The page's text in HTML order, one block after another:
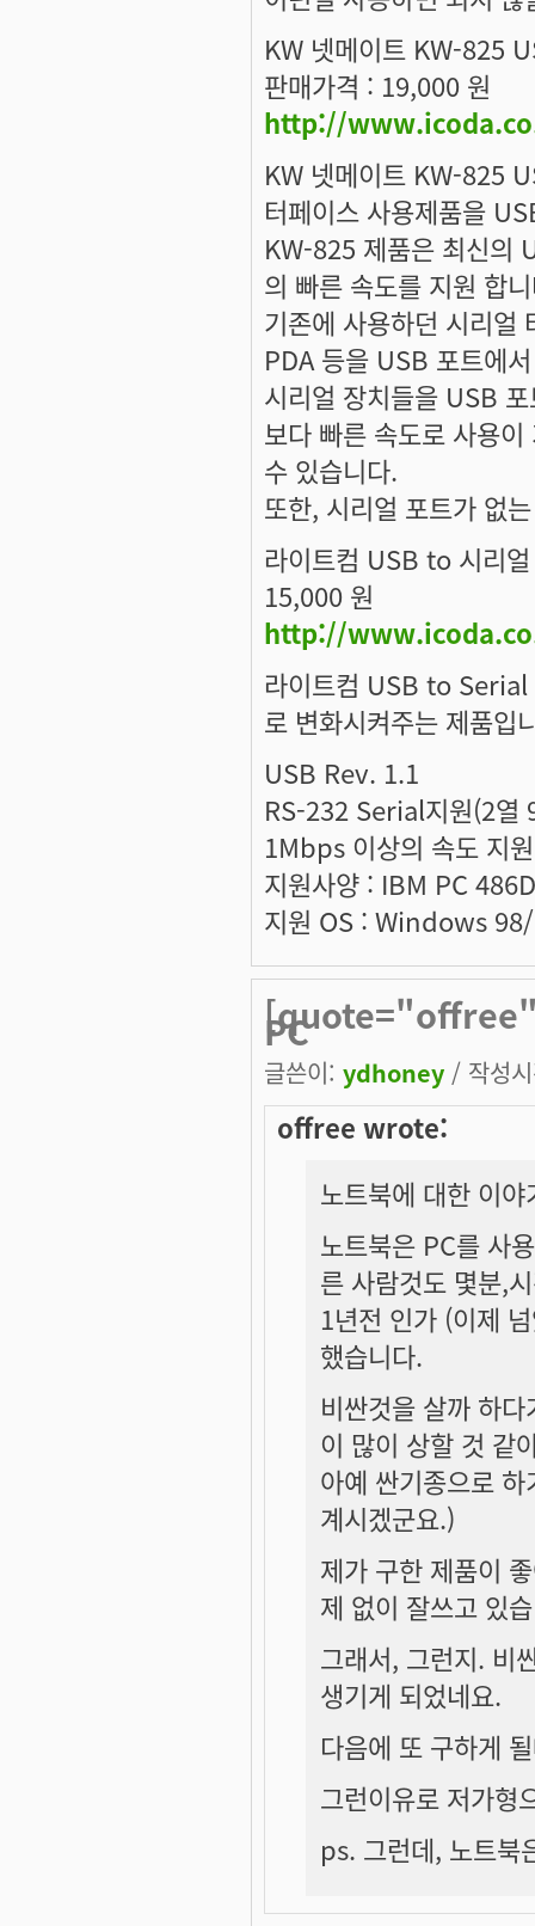
KW 넷메이트 KW-825
판매가격 : 19,000 원
http://
KW 넷메이트 KW-825
터페이스 사용제품을
KW-825 제품은 최신의
의 빠른 속도를 지원 합
기존에 사용하던 시리얼
PDA 등을 USB 포트에
시리얼 장치들을 USB
보다 빠른 속도로 사용
수 있습니다.
또한, 시리얼 포트가 없
라이트컴 USB to 시리
15,000 원
http://
라이트컴 USB to Serial
로 변화시켜주는 제품입
USB Rev. 1.1
RS-232 Serial지원(2열
1Mbps 이상의 속도 지원
지원사양 : IBM PC
지원 OS : Windows
[quote="offree"]
PC
글쓴이: ydhoney / 작성
offree wrote:
노트북에 대한 이야
노트북은 PC를 사
른 사람것도 몇분,
1년전 인가 (이제
했습니다.
비싼것을 살까 하
이 많이 상할 것 같
아예 싼기종으로
계시겠군요.)
제가 구한 제품이
제 없이 잘쓰고 있
그래서, 그런지. 비
생기게 되었네요.
다음에 또 구하게
그런이유로 저가형
ps. 그런데, 노트북